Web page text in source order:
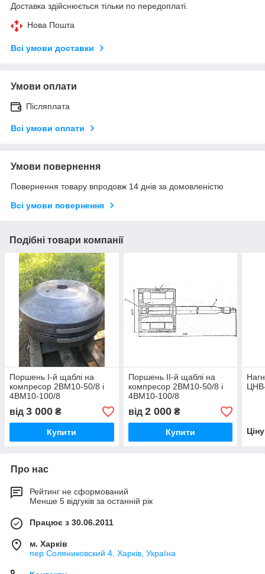
Доставка здійснюється тільки по передоплаті.
Нова Пошта
Всі умови доставки
Умови оплати
Післяплата
Всі умови оплати
Умови повернення
Повернення товару впродовж 14 днів за домовленістю
Всі умови повернення
Подібні товари компанії
Поршень I-й щаблі на
компресор 2ВМ10-50/8 і
4ВМ10-100/8
від 3 000 ₴
Купити
Поршень II-й щаблі на
компресор 2ВМ10-50/8 і
4ВМ10-100/8
від 2 000₴
Купити
Про нас
Рейтинг не сформований
Менше 5 відгуків за останній рік
Працює з 30.06.2011
м. Харків
пер Соляниковский 4, Харків, Україна